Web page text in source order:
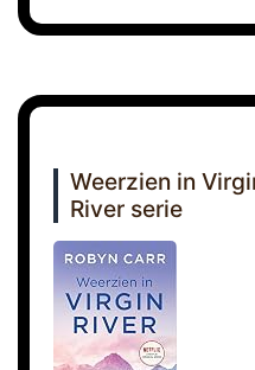
Weerzien in
River serie